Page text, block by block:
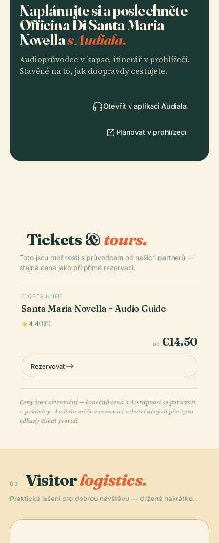
Naplánujte si a poslechněte
Officina Di Santa Maria
Novellas Audiala.
Audioprůvodce v kapse, itinerář v prohlížeči.
Stavěné na to, jak doopravdy cestujete.
Otevřít v aplikaci Audiala
Plánovat v prohlížeči
Tickets &tours.
Toto jsou možnosti s průvodcem od našich partnerů —
stejná cena jako při přímé rezervaci.
TIQETS IHNED
Santa Maria Novella + Audio Guide
4.4(181)
od €14.50
Rezervovat
Ceny jsou orientační — konečná cena a dostupnost se potvrzují
u pokladny. Audiala může z rezervací uskutečněných přes tyto
odkazy získat provizi.
03 Visitorlogistics.
Praktické lešení pro dobrou návštěvu — držené nakrátko.